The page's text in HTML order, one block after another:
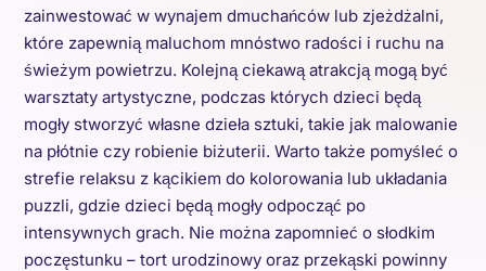
zainwestować w wynajem dmuchańców lub zjeżdżalni,
które zapewnią maluchom mnóstwo radości i ruchu na
świeżym powietrzu. Kolejną ciekawą atrakcją mogą być
warsztaty artystyczne, podczas których dzieci będą
mogły stworzyć własne dzieła sztuki, takie jak malowanie
na płótnie czy robienie biżuterii. Warto także pomyśleć o
strefie relaksu z kącikiem do kolorowania lub układania
puzzli, gdzie dzieci będą mogły odpocząć po
intensywnych grach. Nie można zapomnieć o słodkim
poczęstunku – tort urodzinowy oraz przekąski powinny